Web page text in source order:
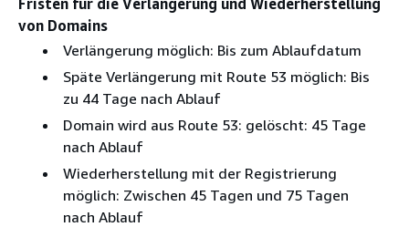
von Domains
Verlängerung möglich: Bis zum Ablaufdatum
Späte Verlängerung mit Route 53 möglich: Bis
zu 44 Tage nach Ablauf
Domain wird aus Route 53: gelöscht: 45 Tage
nach Ablauf
Wiederherstellung mit der Registrierung
möglich: Zwischen 45 Tagen und 75 Tagen
nach Ablauf